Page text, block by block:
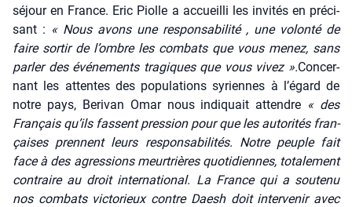
séjour en France. Eric Piolle a accueilli les invi­tés en pré­ci­
sant : « Nous avons une res­pon­sa­bi­li­té , une volon­té de
faire sor­tir de l’ombre les com­bats que vous menez, sans
par­ler des évé­ne­ments tra­giques que vous vivez ».Concer­
nant les attentes des popu­la­tions syriennes à l’égard de
notre pays, Beri­van Omar nous indi­quait attendre « des
Fran­çais qu’ils fassent pres­sion pour que les auto­ri­tés fran­
çaises prennent leurs res­pon­sa­bi­li­tés. Notre peuple fait
face à des agres­sions meur­trières quo­ti­diennes, tota­le­ment
contraire au droit inter­na­tio­nal. La France qui a sou­te­nu
nos com­bats vic­to­rieux contre Daesh doit inter­ve­nir avec